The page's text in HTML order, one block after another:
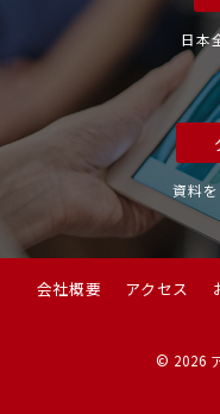
日本
資料
会社概要 アクセス
© 2026